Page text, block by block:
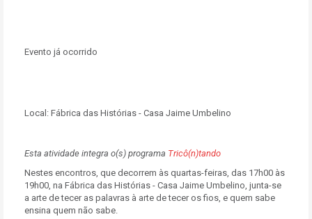
Evento já ocorrido
Local: Fábrica das Histórias - Casa Jaime Umbelino
Esta atividade integra o(s) programa Tricô(n)tando
Nestes encontros, que decorrem às quartas-feiras, das 17h00 às
19h00, na Fábrica das Histórias - Casa Jaime Umbelino, junta-se
a arte de tecer as palavras à arte de tecer os fios, e quem sabe
ensina quem não sabe.